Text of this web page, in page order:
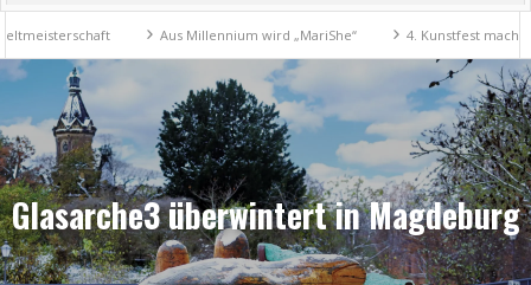
Aus Millennium wird „MariShe“ 4. Kunstfest macht Zeitz zum
Glasarche3 überwintert in Magdeburg